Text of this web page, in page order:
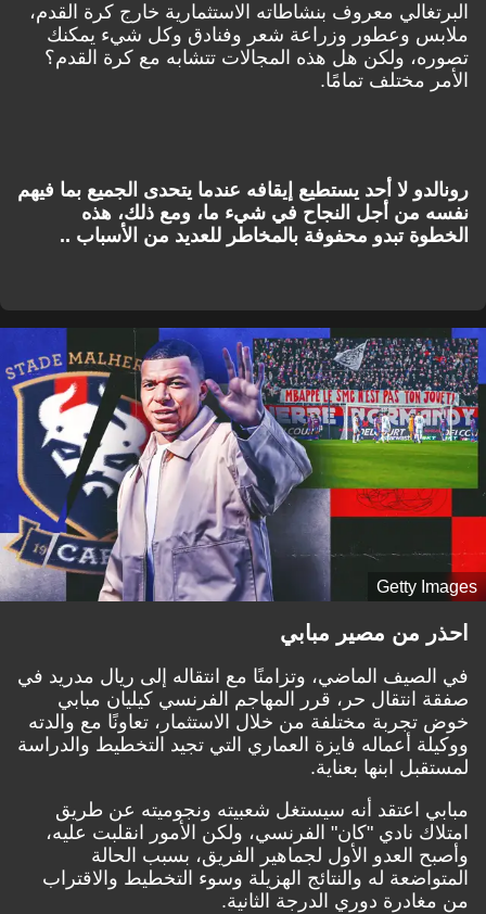
البرتغالي معروف بنشاطاته الاستثمارية خارج كرة القدم،
ملابس وعطور وزراعة شعر وفنادق وكل شيء يمكنك
تصوره، ولكن هل هذه المجالات تتشابه مع كرة القدم؟
الأمر مختلف تمامًا.
رونالدو لا أحد يستطيع إيقافه عندما يتحدى الجميع بما فيهم
نفسه من أجل النجاح في شيء ما، ومع ذلك، هذه
الخطوة تبدو محفوفة بالمخاطر للعديد من الأسباب ..
Getty Images
احذر من مصير مبابي
في الصيف الماضي، وتزامنًا مع انتقاله إلى ريال مدريد في
صفقة انتقال حر، قرر المهاجم الفرنسي كيليان مبابي
خوض تجربة مختلفة من خلال الاستثمار، تعاونًا مع والدته
ووكيلة أعماله فايزة العماري التي تجيد التخطيط والدراسة
لمستقبل ابنها بعناية.
مبابي اعتقد أنه سيستغل شعبيته ونجوميته عن طريق
امتلاك نادي "كان" الفرنسي، ولكن الأمور انقلبت عليه،
وأصبح العدو الأول لجماهير الفريق، بسبب الحالة
المتواضعة له والنتائج الهزيلة وسوء التخطيط والاقتراب
من مغادرة دوري الدرجة الثانية.